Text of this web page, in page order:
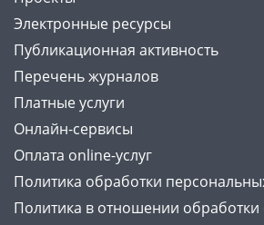
Электронные ресурсы
Публикационная активность
Перечень журналов
Платные услуги
Онлайн-сервисы
Оплата online-услуг
Политика обработки
Политика в отношении обработки